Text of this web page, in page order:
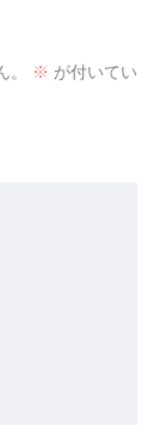
※ が付いてい